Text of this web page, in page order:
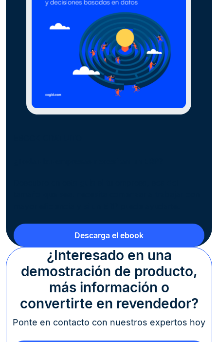
Descarga el ebook
¿Interesado en una
demostración de producto,
más información o
convertirte en revendedor?
Ponte en contacto con nuestros expertos hoy